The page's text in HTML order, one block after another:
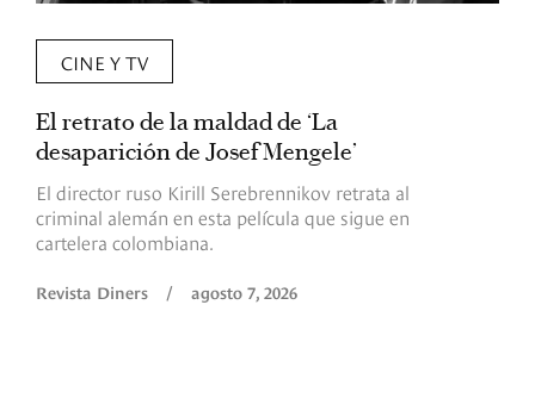
CINE Y TV
El retrato de la maldad de ‘La
desaparición de Josef Mengele’
El director ruso Kirill Serebrennikov retrata al
criminal alemán en esta película que sigue en
cartelera colombiana.
Revista Diners / agosto 7, 2026